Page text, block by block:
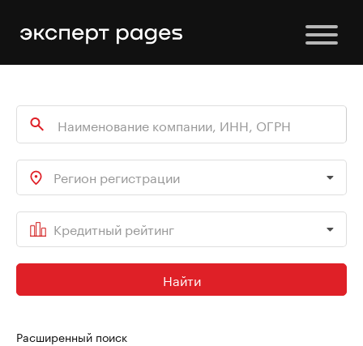
Регион регистрации
Кредитный рейтинг
Найти
Расширенный поиск